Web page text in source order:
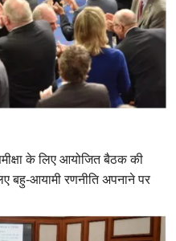
के लिए आयोजित बैठक की
बहु-आयामी रणनीति अपनाने पर